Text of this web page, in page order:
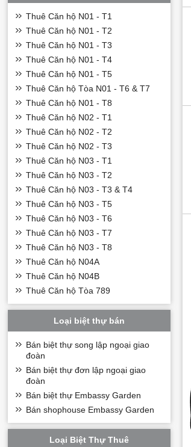
Thuê Căn hộ N01 - T1
Thuê Căn hộ N01 - T2
Thuê Căn hộ N01 - T3
Thuê Căn hộ N01 - T4
Thuê Căn hộ N01 - T5
Thuê Căn hộ Tòa N01 - T6 & T7
Thuê Căn hộ N01 - T8
Thuê Căn hộ N02 - T1
Thuê Căn hộ N02 - T2
Thuê Căn hộ N02 - T3
Thuê Căn hộ N03 - T1
Thuê Căn hộ N03 - T2
Thuê Căn hộ N03 - T3 & T4
Thuê Căn hộ N03 - T5
Thuê Căn hộ N03 - T6
Thuê Căn hộ N03 - T7
Thuê Căn hộ N03 - T8
Thuê Căn hộ N04A
Thuê Căn hộ N04B
Thuê Căn hộ Tòa 789
Loại biệt thự bán
Bán biệt thự song lập ngoại giao
đoàn
Bán biệt thự đơn lập ngoại giao
đoàn
Bán biệt thự Embassy Garden
Bán shophouse Embassy Garden
Loại Biệt Thự Thuê